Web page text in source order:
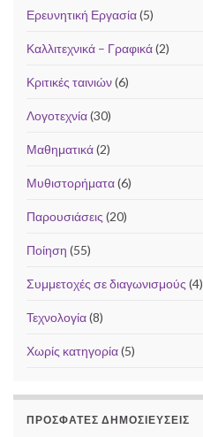
Ερευνητική Εργασία(5)
Καλλιτεχνικά – Γραφικά(2)
Κριτικές ταινιών(6)
Λογοτεχνία(30)
Μαθηματικά(2)
Μυθιστορήματα(6)
Παρουσιάσεις (20)
Ποίηση (55)
Συμμετοχές σε διαγωνισμούς (4)
Τεχνολογία(8)
Χωρίς κατηγορία(5)
ΠΡΌΣΦΑΤΕΣ ΔΗΜΟΣΙΕΎΣΕΙΣ